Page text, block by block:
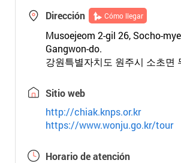
Dirección Cómo llegar
Musoejeom 2-gil 26, Socho-
Gangwon-do.
강원특별자치도 원주시 소초면
Sitio web
http://chiak.knps.or.kr
https://www.wonju.go.kr/tour
Horario de atención